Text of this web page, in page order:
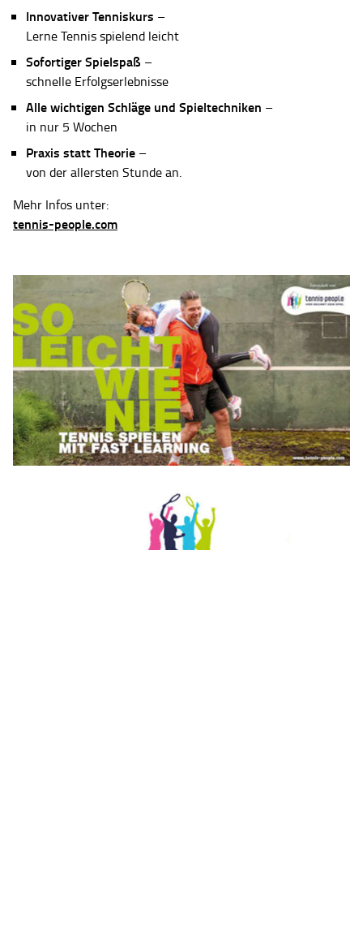
Innovativer Tenniskurs –
Lerne Tennis spielend leicht
Sofortiger Spielspaß –
schnelle Erfolgserlebnisse
Alle wichtigen Schläge und Spieltechniken –
in nur 5 Wochen
Praxis statt Theorie –
von der allersten Stunde an.
Mehr Infos unter:
tennis-people.com